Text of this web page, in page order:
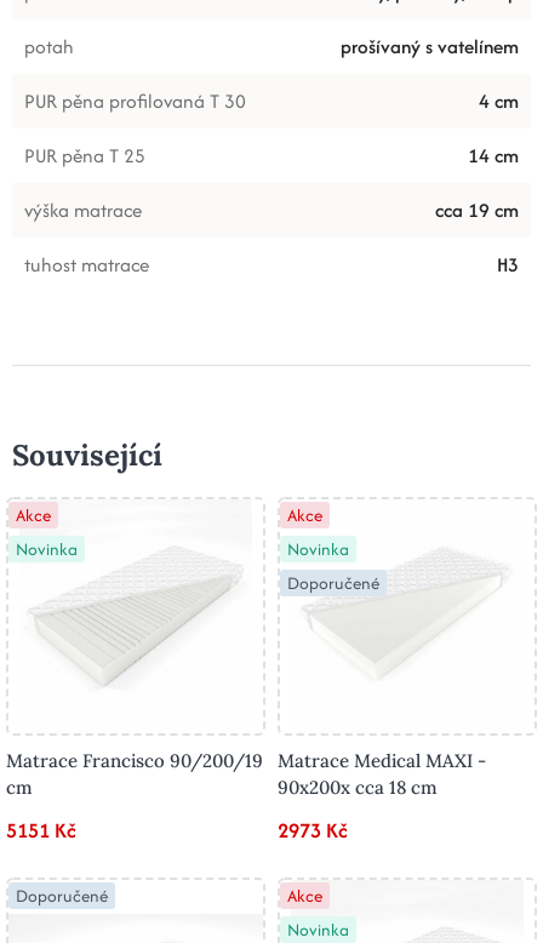
potah
prošívaný s vatelínem
PUR pěna profilovaná T 30
4 cm
PUR pěna T 25
14 cm
výška matrace
cca 19 cm
tuhost matrace
H3
Související
Akce
Novinka
Matrace Francisco 90/200/19
cm
5151 Kč
Akce
Novinka
Doporučené
Matrace Medical MAXI -
90x200x cca 18 cm
2973 Kč
Doporučené
Akce
Novinka